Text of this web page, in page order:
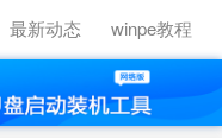
最新动态 winpe教程